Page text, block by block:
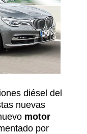
diésel del
nuevas
motor
por